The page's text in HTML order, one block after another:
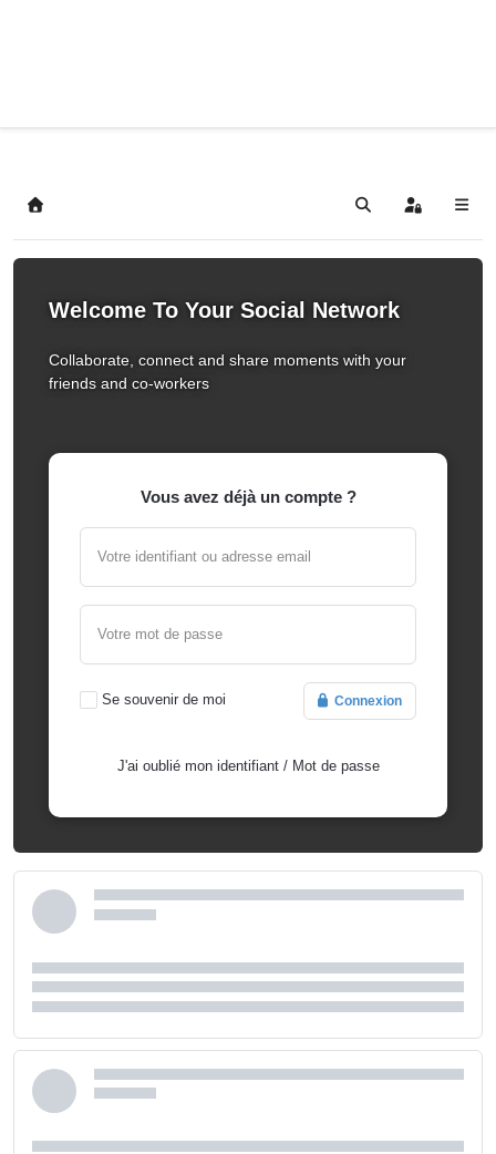
Home SearchSign In
Welcome To Your Social Network
Collaborate, connect and share moments with your
friends and co-workers
Vous avez déjà un compte ?
Votre identifiant ou adresse email
Votre mot de passe
Se souvenir de moi Connexion
J'ai oublié mon identifiant/ Mot de passe